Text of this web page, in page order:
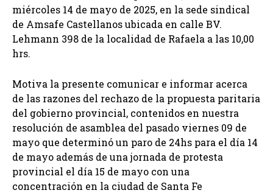
miércoles 14 de mayo de 2025, en la sede sindical
de Amsafe Castellanos ubicada en calle BV.
Lehmann 398 de la localidad de Rafaela a las 10,00
hrs.
Motiva la presente comunicar e informar acerca
de las razones del rechazo de la propuesta paritaria
del gobierno provincial, contenidos en nuestra
resolución de asamblea del pasado viernes 09 de
mayo que determinó un paro de 24hs para el día 14
de mayo además de una jornada de protesta
provincial el día 15 de mayo con una
concentración en la ciudad de Santa Fe